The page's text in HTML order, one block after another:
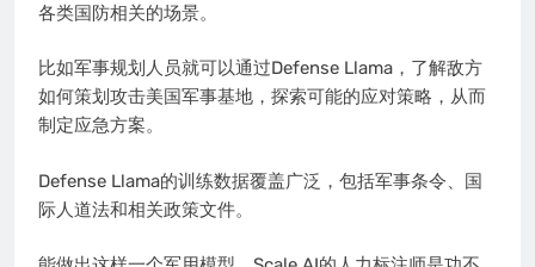
各类国防相关的场景。
比如军事规划人员就可以通过Defense Llama，了解敌方
如何策划攻击美国军事基地，探索可能的应对策略，从而
制定应急方案。
Defense Llama的训练数据覆盖广泛，包括军事条令、国
际人道法和相关政策文件。